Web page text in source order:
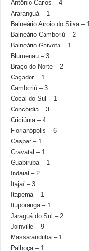
Antônio Carlos – 4
Araranguá – 1
Balneário Arroio do Silva –
Balneário Camboriú – 2
Balneário Gaivota – 1
Blumenau – 3
Braço do Norte – 2
Caçador – 1
Camboriú – 3
Cocal do Sul – 1
Concórdia – 3
Criciúma – 4
Florianópolis – 6
Gaspar – 1
Gravatal – 1
Guabiruba – 1
Indaial – 2
Itajaí – 3
Itapema – 1
Ituporanga – 1
Jaraguá do Sul – 2
Joinville – 9
Massaranduba – 1
Palhoça – 1